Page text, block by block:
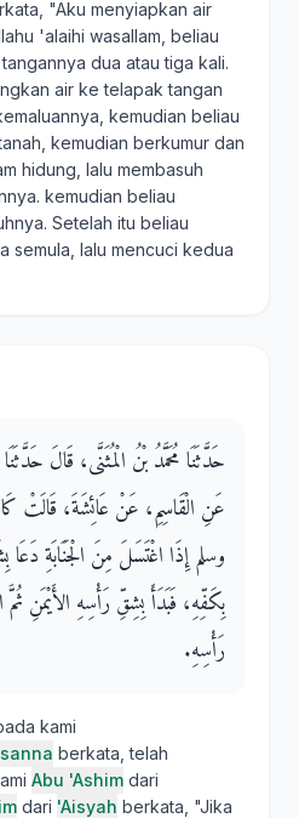
"Aku menyiapkan air
'alaihi wasallam, beliau
dua atau tiga kali.
air ke telapak tangan
kemudian beliau
kemudian berkumur dan
hidung, lalu membasuh
kemudian beliau
Setelah itu beliau
semula, lalu mencuci kedua
حَدَّثَنَا مُحَمَّدُ بْنُ الْمُثَنَّى، قَالَ
عَنِ الْقَاسِمِ، عَنْ عَائِشَةَ، قَالَتْ
وسلم إِذَا اغْتَسَلَ مِنَ الْجَنَابَةِ
بِكَفِّهِ، فَبَدَأَ بِشِقِّ رَأْسِهِ الأَيْمَنِ ثُمَّ
رَأْسِهِ‏.‏
kami
berkata, telah
Abu 'Ashim dari
dari 'Aisyah berkata, "Jika